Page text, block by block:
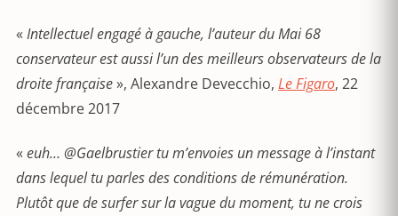
« Intellectuel engagé à gauche, l’auteur du Mai 68
conservateur est aussi l’un des meilleurs observateurs de la
droite française», Alexandre Devecchio, Le Figaro, 22
décembre 2017
« euh… @Gaelbrustier tu m’envoies un message à l’instant
dans lequel tu parles des conditions de rémunération.
Plutôt que de surfer sur la vague du moment, tu ne crois